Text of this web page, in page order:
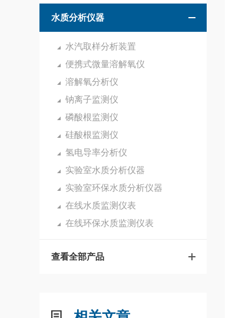
水质分析仪器
水汽取样分析装置
便携式微量溶解氧仪
溶解氧分析仪
钠离子监测仪
磷酸根监测仪
硅酸根监测仪
氢电导率分析仪
实验室水质分析仪器
实验室环保水质分析仪器
在线水质监测仪表
在线环保水质监测仪表
查看全部产品